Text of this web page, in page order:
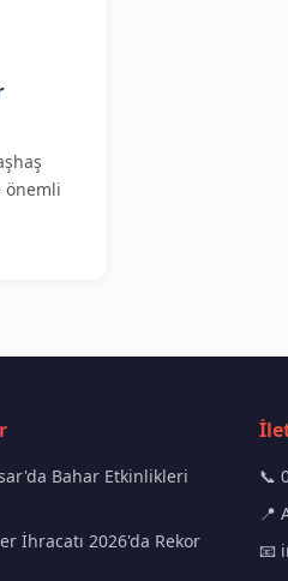
önemli
Bahar Etkinlikleri
İhracatı 2026'da Rekor
📞
📍
📧